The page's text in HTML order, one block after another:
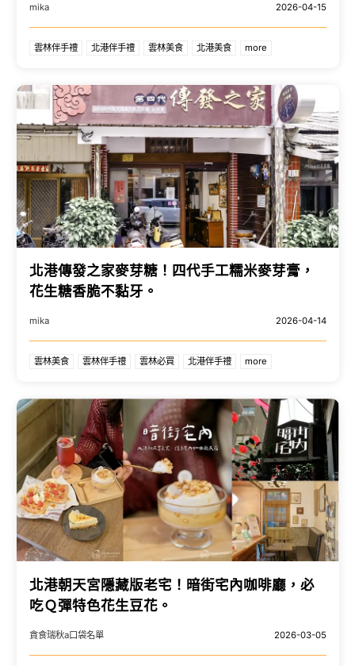
mika 2026-04-15
雲林伴手禮 北港伴手禮 雲林美食 北港美食 more
北港傳發之家麥芽糖！四代手工糯米麥芽膏，
花生糖香脆不黏牙。
mika 2026-04-14
雲林美食 雲林伴手禮 雲林必買 北港伴手禮 more
北港朝天宮隱藏版老宅！暗街宅內咖啡廳，必
吃Ｑ彈特色花生豆花。
貪食瑞秋a口袋名單 2026-03-05